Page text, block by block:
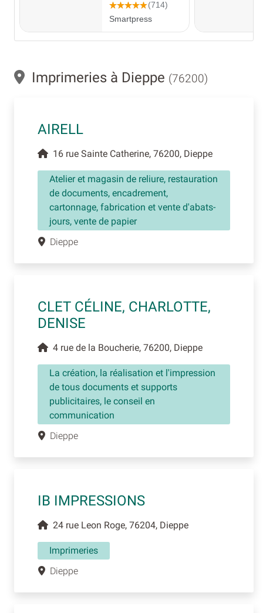
Imprimeries à Dieppe (76200)
AIRELL
16 rue Sainte Catherine, 76200, Dieppe
Atelier et magasin de reliure, restauration
de documents, encadrement,
cartonnage, fabrication et vente d'abats-
jours, vente de papier
Dieppe
CLET CÉLINE, CHARLOTTE,
DENISE
4 rue de la Boucherie, 76200, Dieppe
La création, la réalisation et l'impression
de tous documents et supports
publicitaires, le conseil en
communication
Dieppe
IB IMPRESSIONS
24 rue Leon Roge, 76204, Dieppe
Imprimeries
Dieppe